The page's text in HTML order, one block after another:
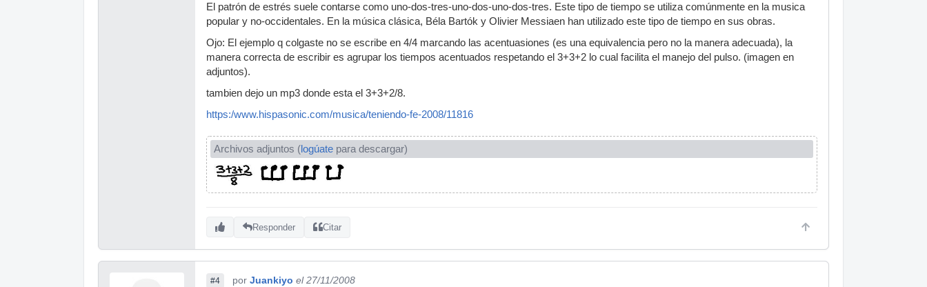
El patrón de estrés suele contarse como uno-dos-tres-uno-dos-uno-dos-tres. Este tipo de tiempo se utiliza comúnmente en la musica
popular y no-occidentales. En la música clásica, Béla Bartók y Olivier Messiaen han utilizado este tipo de tiempo en sus obras.
Ojo: El ejemplo q colgaste no se escribe en 4/4 marcando las acentuasiones (es una equivalencia pero no la manera adecuada), la
manera correcta de escribir es agrupar los tiempos acentuados respetando el 3+3+2 lo cual facilita el manejo del pulso. (imagen en
adjuntos).
tambien dejo un mp3 donde esta el 3+3+2/8.
https:/www.hispasonic.com/musica/teniendo-fe-2008/11816
Archivos adjuntos (logúate para descargar)
Responder Citar
#4 por Juankiyo el 27/11/2008